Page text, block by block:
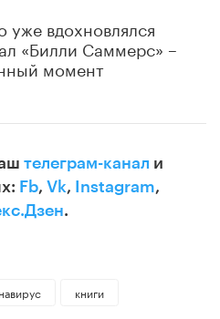
уже вдохновлялся
«Билли Саммерс» –
момент
телеграм-канал и
Fb, Vk, Instagram,
.
книги